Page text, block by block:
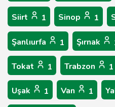
Siirt 1 Sinop 1
Şanlıurfa 1 Şırnak
Tokat 1 Trabzon 1
Uşak 1 Van 1